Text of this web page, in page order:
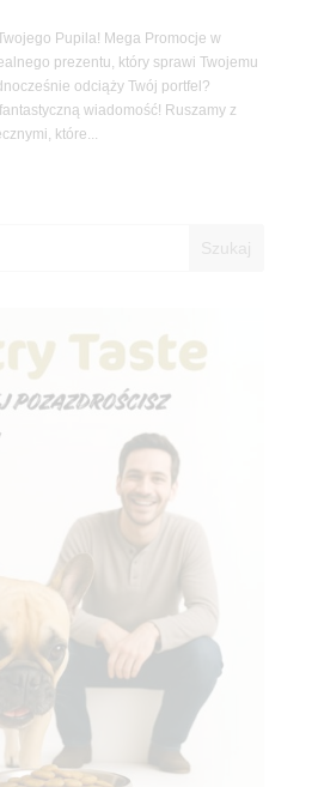
Pupila! Mega Promocje w
prezentu, który sprawi Twojemu
odciąży Twój portfel?
wiadomość! Ruszamy z
które...